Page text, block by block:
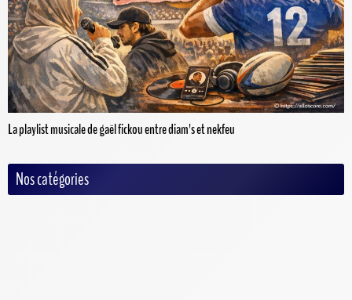
La playlist musicale de gaël fickou entre diam's et nekfeu
Nos catégories